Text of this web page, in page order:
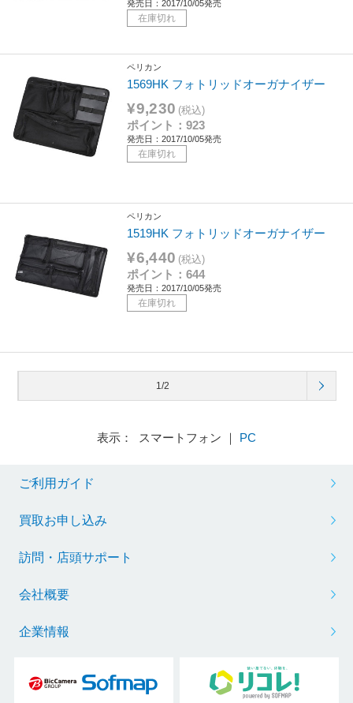
発売日：2017/10/05発売
在庫切れ
ペリカン
1569HK フォトリッドオーガナイザー
¥9,230 (税込)
ポイント：923
発売日：2017/10/05発売
在庫切れ
ペリカン
1519HK フォトリッドオーガナイザー
¥6,440 (税込)
ポイント：644
発売日：2017/10/05発売
在庫切れ
1/2
表示： スマートフォン ｜ PC
ご利用ガイド
買取お申し込み
訪問・店頭サポート
会社概要
企業情報